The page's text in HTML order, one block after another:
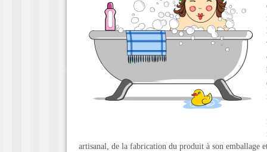
artisanal, de la fabrication du produit à son emballage